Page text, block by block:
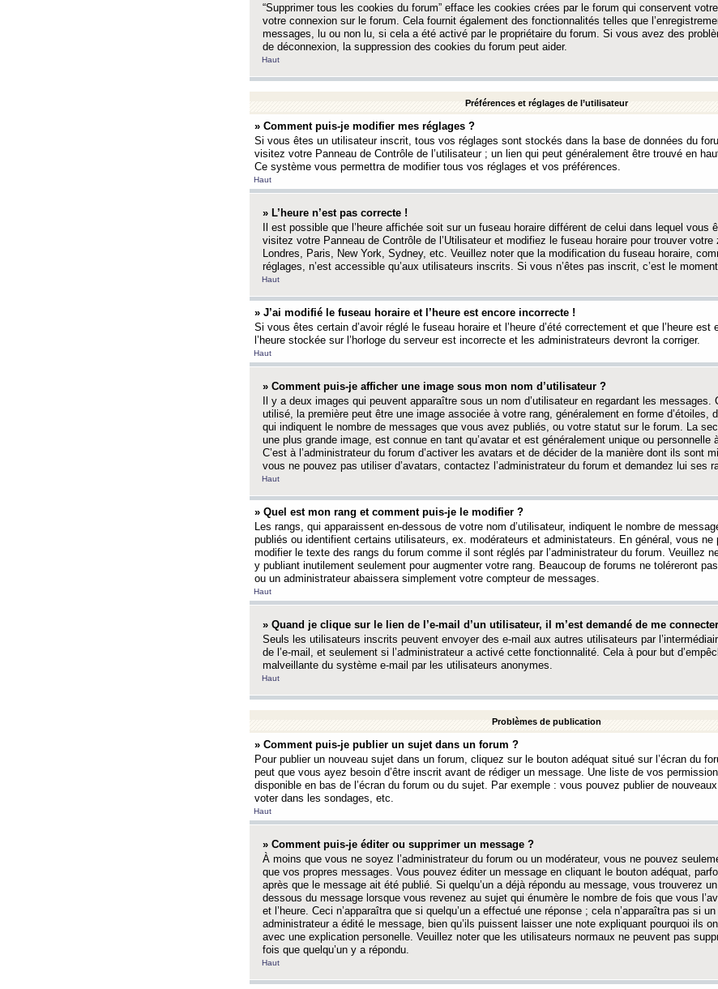
“Supprimer tous les cookies du forum” efface les cookies crées par le forum qui conservent
votre connexion sur le forum. Cela fournit également des fonctionnalités telles que
messages, lu ou non lu, si cela a été activé par le propriétaire du forum. Si vous avez des
de déconnexion, la suppression des cookies du forum peut aider.
Haut
Préférences et réglages de l’utilisateur
» Comment puis-je modifier mes réglages ?
Si vous êtes un utilisateur inscrit, tous vos réglages sont stockés dans la base de données du
visitez votre Panneau de Contrôle de l’utilisateur ; un lien qui peut généralement être trouvé en
Ce système vous permettra de modifier tous vos réglages et vos préférences.
Haut
» L’heure n’est pas correcte !
Il est possible que l’heure affichée soit sur un fuseau horaire différent de celui dans lequel vous
visitez votre Panneau de Contrôle de l’Utilisateur et modifiez le fuseau horaire pour trouver
Londres, Paris, New York, Sydney, etc. Veuillez noter que la modification du fuseau horaire,
réglages, n’est accessible qu’aux utilisateurs inscrits. Si vous n’êtes pas inscrit, c’est le
Haut
» J’ai modifié le fuseau horaire et l’heure est encore incorrecte !
Si vous êtes certain d’avoir réglé le fuseau horaire et l’heure d’été correctement et que l’heure est
l’heure stockée sur l’horloge du serveur est incorrecte et les administrateurs devront la corriger.
Haut
» Comment puis-je afficher une image sous mon nom d’utilisateur ?
Il y a deux images qui peuvent apparaître sous un nom d’utilisateur en regardant les messages.
utilisé, la première peut être une image associée à votre rang, généralement en forme d’étoiles,
qui indiquent le nombre de messages que vous avez publiés, ou votre statut sur le forum. La
une plus grande image, est connue en tant qu’avatar et est généralement unique ou personnelle
C’est à l’administrateur du forum d’activer les avatars et de décider de la manière dont ils sont
vous ne pouvez pas utiliser d’avatars, contactez l’administrateur du forum et demandez lui ses
Haut
» Quel est mon rang et comment puis-je le modifier ?
Les rangs, qui apparaissent en-dessous de votre nom d’utilisateur, indiquent le nombre de
publiés ou identifient certains utilisateurs, ex. modérateurs et administateurs. En général, vous ne
modifier le texte des rangs du forum comme il sont réglés par l’administrateur du forum. Veuillez
y publiant inutilement seulement pour augmenter votre rang. Beaucoup de forums ne toléreront
ou un administrateur abaissera simplement votre compteur de messages.
Haut
» Quand je clique sur le lien de l’e-mail d’un utilisateur, il m’est demandé de me
Seuls les utilisateurs inscrits peuvent envoyer des e-mail aux autres utilisateurs par
de l’e-mail, et seulement si l’administrateur a activé cette fonctionnalité. Cela à pour but
malveillante du système e-mail par les utilisateurs anonymes.
Haut
Problèmes de publication
» Comment puis-je publier un sujet dans un forum ?
Pour publier un nouveau sujet dans un forum, cliquez sur le bouton adéquat situé sur l’écran du
peut que vous ayez besoin d’être inscrit avant de rédiger un message. Une liste de vos
disponible en bas de l’écran du forum ou du sujet. Par exemple : vous pouvez publier de
voter dans les sondages, etc.
Haut
» Comment puis-je éditer ou supprimer un message ?
À moins que vous ne soyez l’administrateur du forum ou un modérateur, vous ne pouvez
que vos propres messages. Vous pouvez éditer un message en cliquant le bouton adéquat,
après que le message ait été publié. Si quelqu’un a déjà répondu au message, vous trouverez
dessous du message lorsque vous revenez au sujet qui énumère le nombre de fois que vous
et l’heure. Ceci n’apparaîtra que si quelqu’un a effectué une réponse ; cela n’apparaîtra pas si
administrateur a édité le message, bien qu’ils puissent laisser une note expliquant pourquoi ils
avec une explication personelle. Veuillez noter que les utilisateurs normaux ne peuvent pas
fois que quelqu’un y a répondu.
Haut